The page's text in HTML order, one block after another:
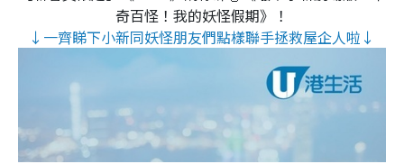
奇百怪！我的妖怪假期》！
↓一齊睇下小新同妖怪朋友們點樣聯手拯救屋企人啦↓